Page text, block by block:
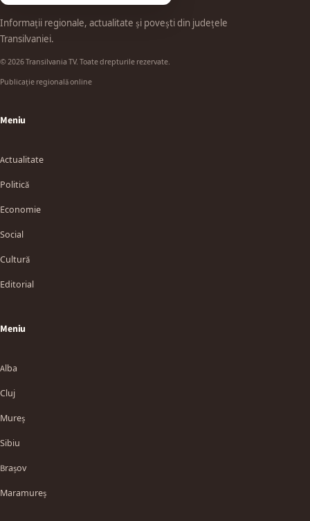
Informații regionale, actualitate și povești din județele
Transilvaniei.
© 2026 Transilvania TV. Toate drepturile rezervate.
Publicație regională online
Meniu
Actualitate
Politică
Economie
Social
Cultură
Editorial
Meniu
Alba
Cluj
Mureș
Sibiu
Brașov
Maramureș